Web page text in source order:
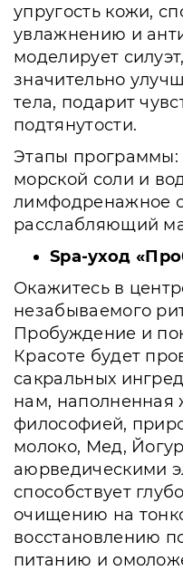
упругость кожи,
увлажнению и
моделирует
значительно
тела, подарит
подтянутости.
Этапы программы:
морской соли и
лимфодренажное
расслабляющий
Spa-уход
Окажитесь в
незабываемого
Пробуждение и
Красоте будет
сакральных
нам, наполненная
философией,
молоко, Мед,
аюрведическими
способствует
очищению на
восстановлению
питанию и